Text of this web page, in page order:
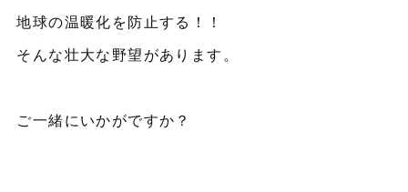
地球の温暖化を防止する！！
そんな壮大な野望があります。
ご一緒にいかがですか？